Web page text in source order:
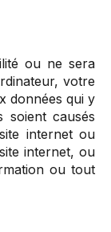
ou ne sera
votre
données qui y
soient causés
internet ou
internet, ou
ou tout